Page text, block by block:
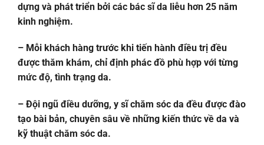
dựng và phát triển bởi các bác sĩ da liễu hơn 25 năm
kinh nghiệm.
– Mỗi khách hàng trước khi tiến hành điều trị đều
được thăm khám, chỉ định phác đồ phù hợp với từng
mức độ, tình trạng da.
– Đội ngũ điều dưỡng, y sĩ chăm sóc da đều được đào
tạo bài bản, chuyên sâu về những kiến thức về da và
kỹ thuật chăm sóc da.